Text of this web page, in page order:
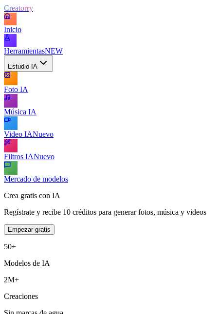
Creatorry
Inicio
HerramientasNEW
Estudio IA
Foto IA
Música IA
Video IANuevo
Filtros IANuevo
Mercado de modelos
Crea gratis con IA
Regístrate y recibe 10 créditos para generar fotos, música y videos
Empezar gratis
50+
Modelos de IA
2M+
Creaciones